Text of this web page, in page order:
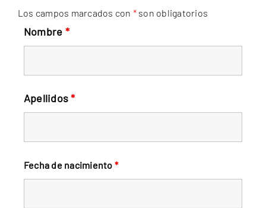
Otras actividades
Los campos marcados con * son obligatorios
Nombre *
Apellidos*
Fecha de nacimiento *